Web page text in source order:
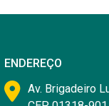
ENDEREÇO
Av. Brigadeiro